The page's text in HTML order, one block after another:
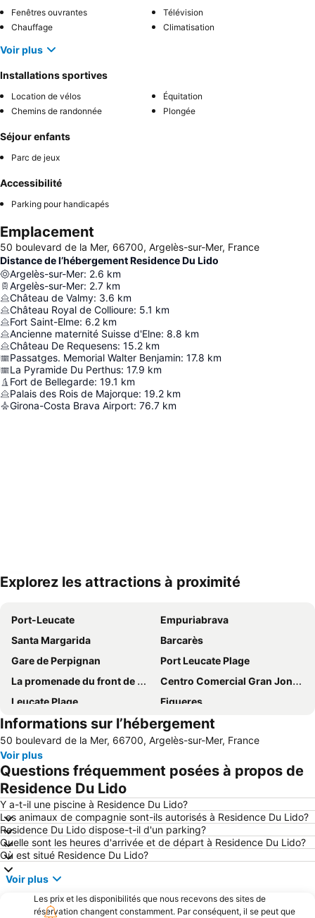
Fenêtres ouvrantes
Télévision
Chauffage
Climatisation
Voir plus
Installations sportives
Location de vélos
Équitation
Chemins de randonnée
Plongée
Séjour enfants
Parc de jeux
Accessibilité
Parking pour handicapés
Emplacement
50 boulevard de la Mer, 66700, Argelès-sur-Mer, France
Distance de l’hébergement Residence Du Lido
Argelès-sur-Mer: 2.6 km
Argelès-sur-Mer: 2.7 km
Château de Valmy: 3.6 km
Château Royal de Collioure: 5.1 km
Fort Saint-Elme: 6.2 km
Ancienne maternité Suisse d'Elne: 8.8 km
Château De Requesens: 15.2 km
Passatges. Memorial Walter Benjamin: 17.8 km
La Pyramide Du Perthus: 17.9 km
Fort de Bellegarde: 19.1 km
Palais des Rois de Majorque: 19.2 km
Girona-Costa Brava Airport: 76.7 km
Explorez les attractions à proximité
Port-Leucate
Empuriabrava
Santa Margarida
Barcarès
Gare de Perpignan
Port Leucate Plage
La promenade du front de mer
Centro Comercial Gran Jonquera
Leucate Plage
Figueres
La Franqui
Baie de Cadaques
Aqua Brava
d'Argelès-sur-mer
Port de Saint-Cyprien
Llançà
Citadelle de Roses
Port de Collioure
Port de L' Escala
De la Gare
Plage du Lydia
Marina de Empuriabrava
Le Port de Canet Plage
Aéroport de Perpignan - Rivesaltes
Plage Centrale
Canyelles Petites
Porte d'Espagne
Le Port de Port Barcarès
Informations sur l’hébergement
50 boulevard de la Mer, 66700, Argelès-sur-Mer, France
Voir plus
Questions fréquemment posées à propos de
Residence Du Lido
Y a-t-il une piscine à Residence Du Lido?
Les animaux de compagnie sont-ils autorisés à Residence Du Lido?
Residence Du Lido dispose-t-il d'un parking?
Quelle sont les heures d'arrivée et de départ à Residence Du Lido?
Où est situé Residence Du Lido?
Voir plus
Les prix et les disponibilités que nous recevons des sites de
réservation changent constamment. Par conséquent, il se peut que